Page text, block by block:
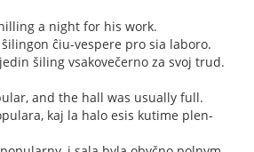
a night for his work.
ĉiu-vespere pro sia laboro.
šiling vsakovečerno za svoj trud.
and the hall was usually full.
kaj la halo esis kutime plen-